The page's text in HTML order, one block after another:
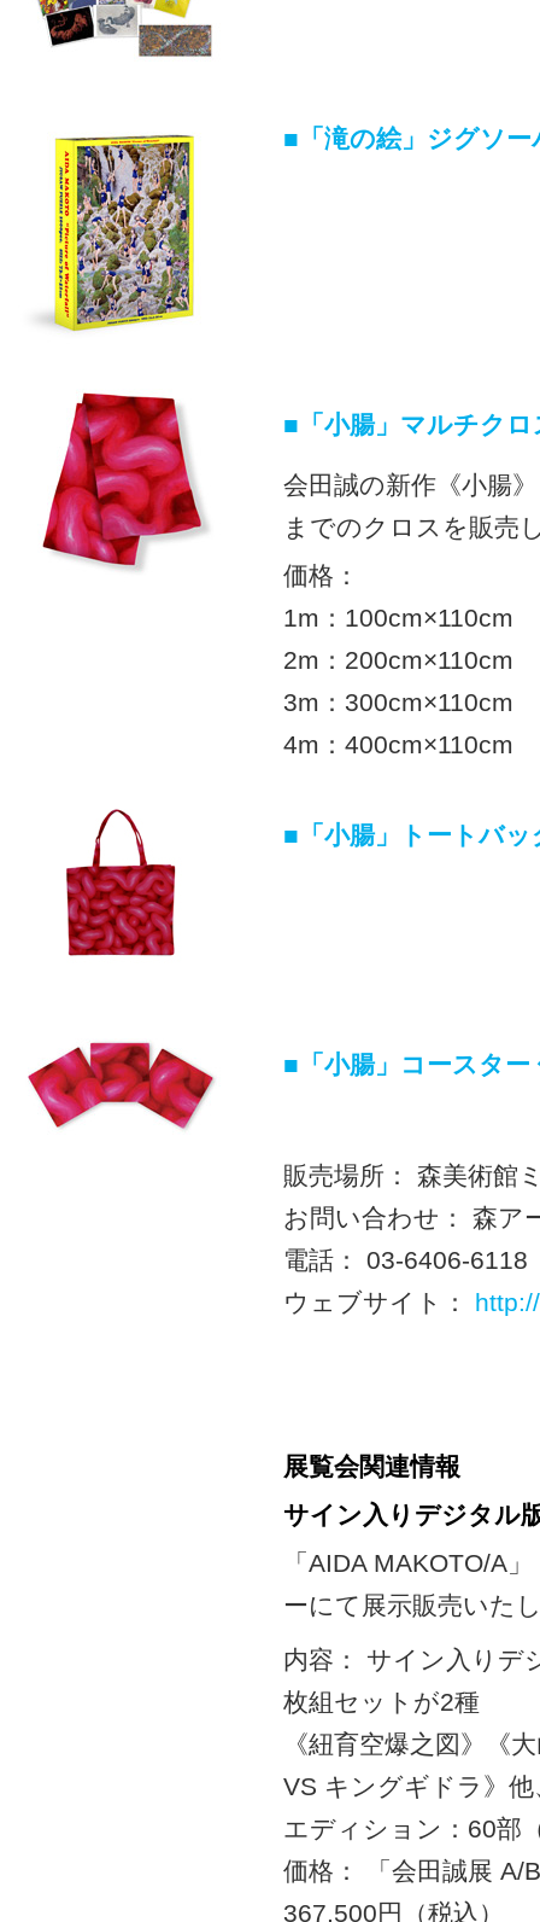
■「滝の絵」ジグソ
■「小腸」マルチクロ
会田誠の新作《小腸
までのクロスを販売
価格：
1m：100cm×110cm
2m：200cm×110cm
3m：300cm×110cm
4m：400cm×110cm
■「小腸」トートバ
■「小腸」コースター
販売場所： 森美術館
お問い合わせ： 森ア
電話： 03-6406-6118
ウェブサイト：
展覧会関連情報
サイン入りデジタル
「AIDA MAKOTO/A
ーにて展示販売いた
内容： サイン入りデ
枚組セットが2種
《紐育空爆之図》《
VS キングギドラ》他
エディション：60部
価格： 「会田誠展 A/
367,500円（税込）